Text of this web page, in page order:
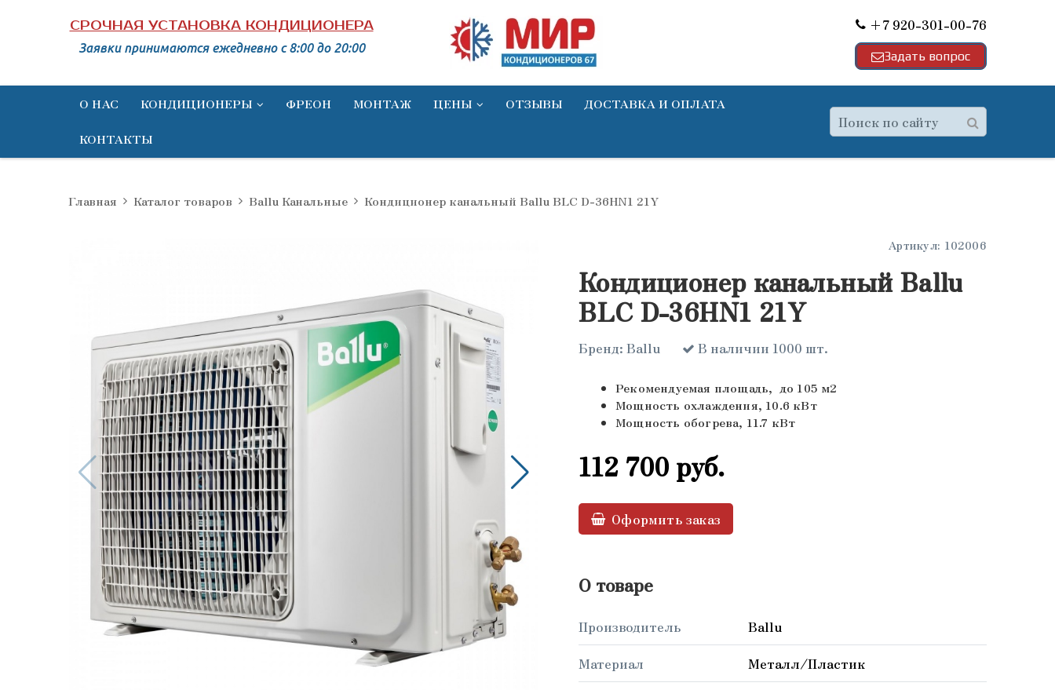
СРОЧНАЯ УСТАНОВКА КОНДИЦИОНЕРА
Заявки принимаются ежедневно c 8:00 до 20:00
+7 920-301-00-76
Задать вопрос
О НАС КОНДИЦИОНЕРЫ ФРЕОН МОНТАЖ ЦЕНЫ ОТЗЫВЫ ДОСТАВКА И ОПЛАТА
КОНТАКТЫ
Главная Каталог товаров Ballu Канальные Кондиционер канальный Ballu BLC D-36HN1 21Y
Артикул: 102006
Кондиционер канальный Ballu
BLC D-36HN1 21Y
Бренд: Ballu В наличии 1000 шт.
Рекомендуемая площадь, до 105 м2
Мощность охлаждения, 10.6 кВт
Мощность обогрева, 11.7 кВт
112 700 руб.
Оформить заказ
О товаре
Производитель
Ballu
Материал
Металл/Пластик